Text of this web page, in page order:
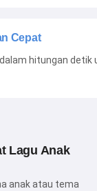
Cepat
hitungan detik
Lagu Anak
anak atau tema